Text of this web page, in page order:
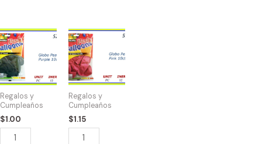
Regalos y
Cumpleaños
$1.00
52009
-
Globo
Pearlized
Purple
10ct
S5453
quantity
Regalos y
Cumpleaños
$1.15
52084
-
Globo
Pearlized
Pink
10ct
NL5449
quantity